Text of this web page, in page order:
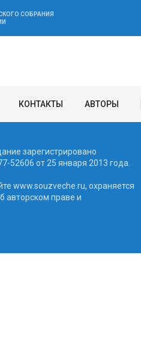
СОБРАНИЯ
КОНТАКТЫ АВТОРЫ
зарегистрировано
52606 от 25 января 2013 года.
www.souzveche.ru, охраняется
авторском праве и